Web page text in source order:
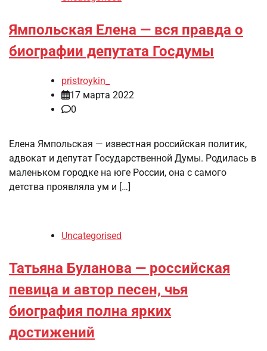
Ямпольская Елена — вся правда о
биографии депутата Госдумы
pristroykin_
17 марта 2022
0
Елена Ямпольская — известная российская политик,
адвокат и депутат Государственной Думы. Родилась в
маленьком городке на юге России, она с самого
детства проявляла ум и […]
Uncategorised
Татьяна Буланова — российская
певица и автор песен, чья
биография полна ярких
достижений